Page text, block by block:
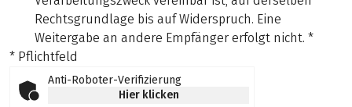
Rechtsgrundlage bis auf Widerspruch. Eine
Weitergabe an andere Empfänger erfolgt nicht. *
* Pflichtfeld
Anti-Roboter-Verifizierung
Hier klicken